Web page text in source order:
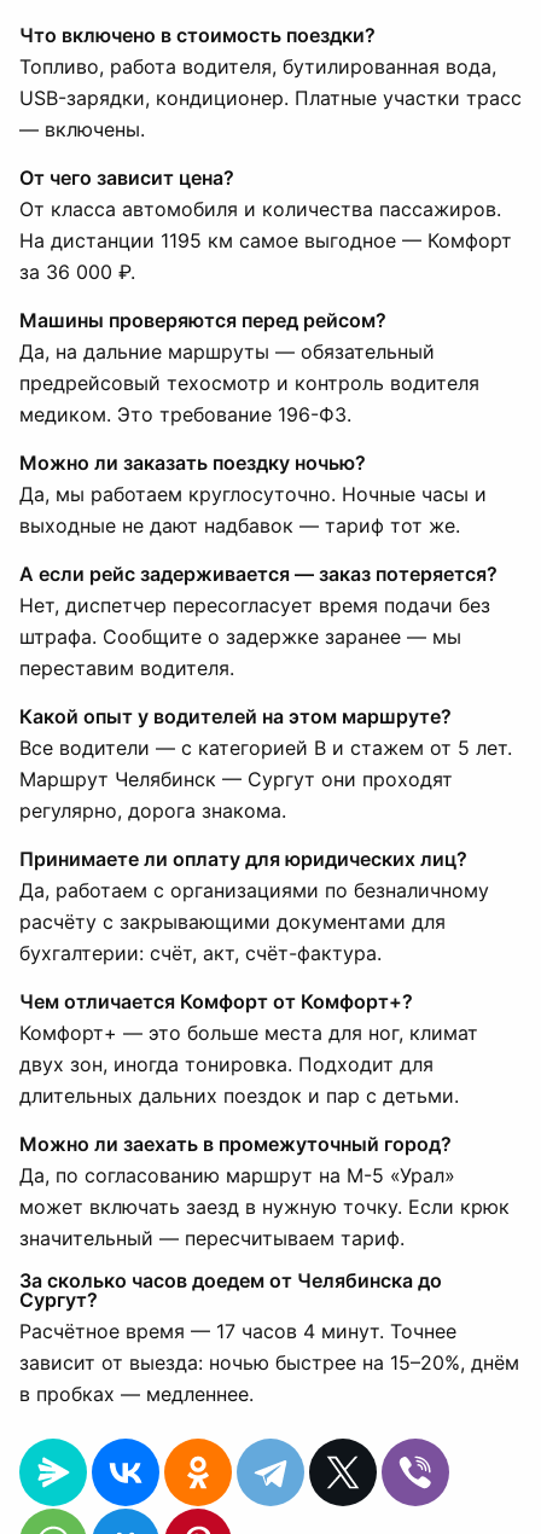
Что включено в стоимость поездки?
Топливо, работа водителя, бутилированная вода,
USB-зарядки, кондиционер. Платные участки трасс
— включены.
От чего зависит цена?
От класса автомобиля и количества пассажиров.
На дистанции 1195 км самое выгодное — Комфорт
за 36 000 ₽.
Машины проверяются перед рейсом?
Да, на дальние маршруты — обязательный
предрейсовый техосмотр и контроль водителя
медиком. Это требование 196-ФЗ.
Можно ли заказать поездку ночью?
Да, мы работаем круглосуточно. Ночные часы и
выходные не дают надбавок — тариф тот же.
А если рейс задерживается — заказ потеряется?
Нет, диспетчер пересогласует время подачи без
штрафа. Сообщите о задержке заранее — мы
переставим водителя.
Какой опыт у водителей на этом маршруте?
Все водители — с категорией B и стажем от 5 лет.
Маршрут Челябинск — Сургут они проходят
регулярно, дорога знакома.
Принимаете ли оплату для юридических лиц?
Да, работаем с организациями по безналичному
расчёту с закрывающими документами для
бухгалтерии: счёт, акт, счёт-фактура.
Чем отличается Комфорт от Комфорт+?
Комфорт+ — это больше места для ног, климат
двух зон, иногда тонировка. Подходит для
длительных дальних поездок и пар с детьми.
Можно ли заехать в промежуточный город?
Да, по согласованию маршрут на М-5 «Урал»
может включать заезд в нужную точку. Если крюк
значительный — пересчитываем тариф.
За сколько часов доедем от Челябинска до
Сургут?
Расчётное время — 17 часов 4 минут. Точнее
зависит от выезда: ночью быстрее на 15–20%, днём
в пробках — медленнее.